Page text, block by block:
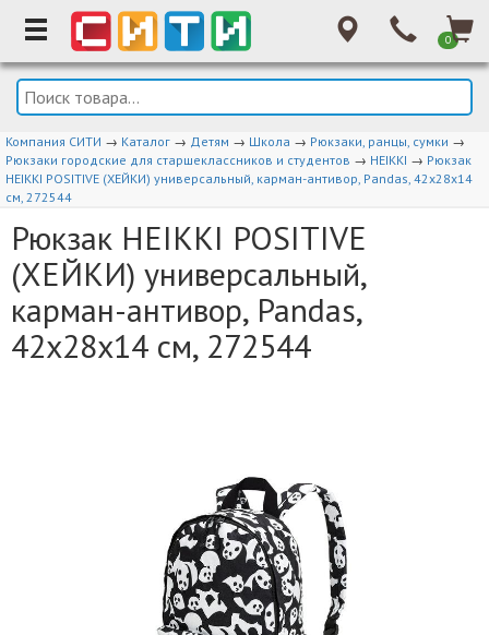
0
Компания СИТИ → Каталог → Детям → Школа → Рюкзаки, ранцы, сумки →
Рюкзаки городские для старшеклассников и студентов → HEIKKI → Рюкзак
HEIKKI POSITIVE (ХЕЙКИ) универсальный, карман-антивор, Pandas, 42х28х14
см, 272544
Рюкзак HEIKKI POSITIVE
(ХЕЙКИ) универсальный,
карман-антивор, Pandas,
42х28х14 см, 272544